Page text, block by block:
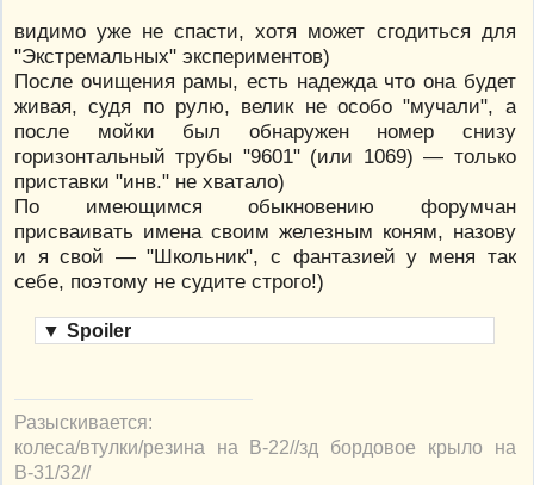
видимо уже не спасти, хотя может сгодиться для
"Экстремальных" экспериментов)
После очищения рамы, есть надежда что она будет
живая, судя по рулю, велик не особо "мучали", а
после мойки был обнаружен номер снизу
горизонтальный трубы "9601" (или 1069) — только
приставки "инв." не хватало)
По имеющимся обыкновению форумчан
присваивать имена своим железным коням, назову
и я свой — "Школьник", с фантазией у меня так
себе, поэтому не судите строго!)
▼ Spoiler
Разыскивается:
колеса/втулки/резина на В-22//зд бордовое крыло на
В-31/32//